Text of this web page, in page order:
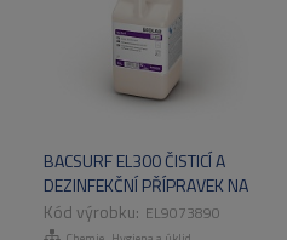
BACSURF EL300 ČISTICÍ A
DEZINFEKČNÍ PŘÍPRAVEK NA
PLOCHY 4X 5L/BALEL9073890